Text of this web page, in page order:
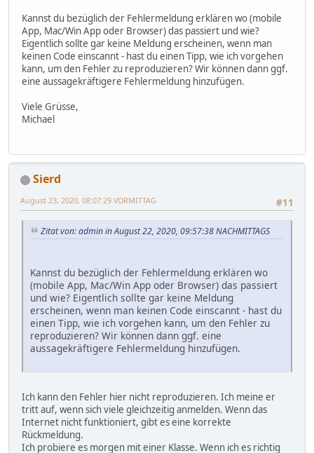
Kannst du bezüglich der Fehlermeldung erklären wo (mobile
App, Mac/Win App oder Browser) das passiert und wie?
Eigentlich sollte gar keine Meldung erscheinen, wenn man
keinen Code einscannt - hast du einen Tipp, wie ich vorgehen
kann, um den Fehler zu reproduzieren? Wir können dann ggf.
eine aussagekräftigere Fehlermeldung hinzufügen.
Viele Grüsse,
Michael
Sierd
#11
August 23, 2020, 08:07:29 VORMITTAG
Zitat von: admin in August 22, 2020, 09:57:38 NACHMITTAGS
Kannst du bezüglich der Fehlermeldung erklären wo
(mobile App, Mac/Win App oder Browser) das passiert
und wie? Eigentlich sollte gar keine Meldung
erscheinen, wenn man keinen Code einscannt - hast du
einen Tipp, wie ich vorgehen kann, um den Fehler zu
reproduzieren? Wir können dann ggf. eine
aussagekräftigere Fehlermeldung hinzufügen.
Ich kann den Fehler hier nicht reproduzieren. Ich meine er
tritt auf, wenn sich viele gleichzeitig anmelden. Wenn das
Internet nicht funktioniert, gibt es eine korrekte
Rückmeldung.
Ich probiere es morgen mit einer Klasse. Wenn ich es richtig